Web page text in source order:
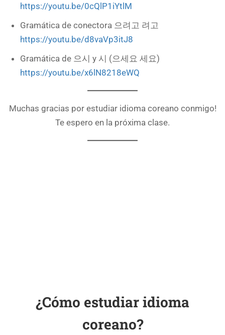
https://youtu.be/0cQlP1iYtlM
Gramática de conectora 으려고 려고
https://youtu.be/d8vaVp3itJ8
Gramática de 으시 y 시 (으세요 세요)
https://youtu.be/x6lN8218eWQ
Muchas gracias por estudiar idioma coreano conmigo!
Te espero en la próxima clase.
¿Cómo estudiar idioma
coreano?